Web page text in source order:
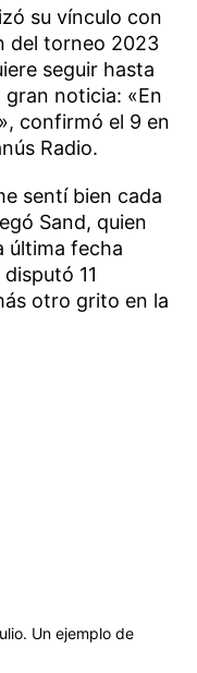
su vínculo con
del torneo 2023
seguir hasta
noticia: «En
confirmó el 9 en
Radio.
sentí bien cada
Sand, quien
última fecha
11
otro grito en la
Un ejemplo de